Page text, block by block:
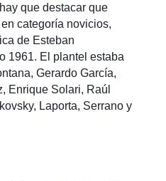
que destacar que
categoría novicios,
de Esteban
1961. El plantel estaba
Gerardo García,
Enrique Solari, Raúl
Laporta, Serrano y